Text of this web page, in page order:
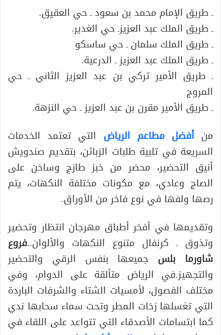
ـ طريق الإمام محمد بن سعود ـ حي العقيق.
ـ طريق الملك عبد العزيزـ حي الغدير.
ـ طريق الملك سلمان ـ حي ساسكو
ـ طريق الملك عبد العزيز ـ الدرعية.
ـ طريق الأمير تركي بن عبد العزيز الثاني ـ حي
المروج
ـ طريق الأمير مقرن بن عبد العزيز ـ حي النزهة.
من أفضل مطاعم الرياض التي تعتمد الخدمات
السريعة في تلبية طلبات الزبائن، بتقديم صندويش
أنيق التحضير، محضر من خبز طازج وساخن على
الصاج وعادي، مع مكونات مختلفة النكهات، يتم
رصها ولفها في نوع فاخر من الأوراق.
وتقديمها في أفخر أطباق مهرجان انتظار وتحضير
وتذوق ـ كرنفال متنوع النكهات والألوان..فروع
شاورما بلس جميعها بنفس الرقي والتحضير
والتجهيز.في الرياض متألقة على الدوام، وفي
مختلف الفصول، لأمسيات الشتاء والشرفات الباردة
التي تغسلها زخات المطر وتحت سماء سحابها ندي
كما ابتسامات الأصدقاء التي تتواعد على اللقاء في